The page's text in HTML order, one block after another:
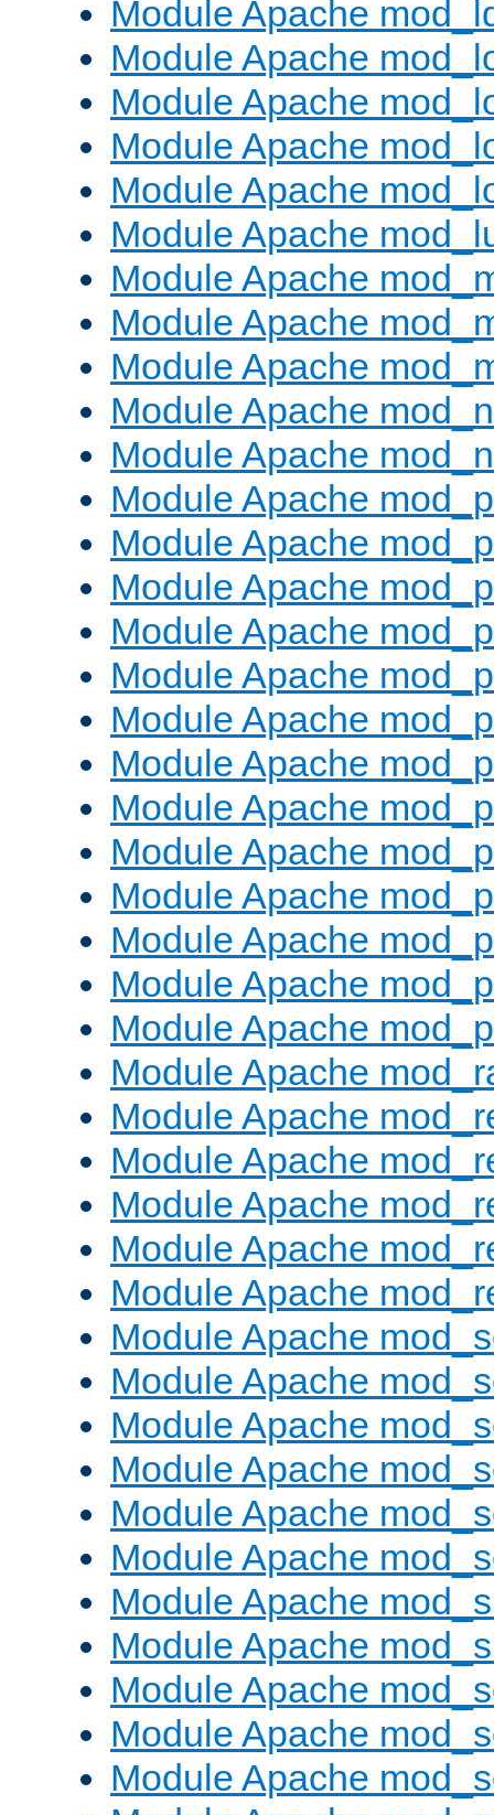
Module Apache
Module Apache
Module Apache
Module Apache
Module Apache
Module Apache
Module Apache
Module Apache
Module Apache
Module Apache
Module Apache
Module Apache
Module Apache
Module Apache
Module Apache
Module Apache
Module Apache
Module Apache
Module Apache
Module Apache
Module Apache
Module Apache
Module Apache
Module Apache
Module Apache
Module Apache
Module Apache
Module Apache
Module Apache
Module Apache
Module Apache
Module Apache
Module Apache
Module Apache
Module Apache
Module Apache
Module Apache
Module Apache
Module Apache
Module Apache
Module Apache